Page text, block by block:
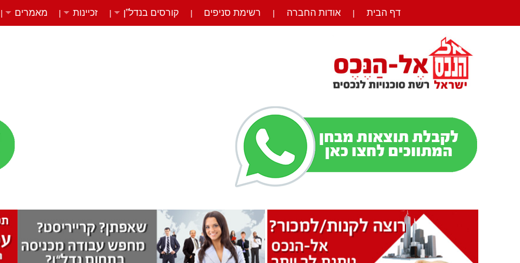
דף הבית | אודות החברה | רשימת סניפים | קורסים בנדל”ן | זכיינות | מאמרים |